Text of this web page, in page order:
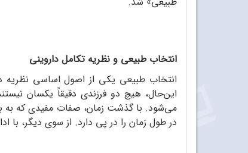
انتخاب طبیعی و نظریه‌ تکامل داروینی
انتخاب طبیعی یکی از اصول اساسی نظریه
این‌حال، هیچ دو فرزندی دقیقاً یکسان
می‌شود. با گذشت زمان، صفات مفیدی که به
در طول زمان را در پی دارد. از سوی دیگر، با